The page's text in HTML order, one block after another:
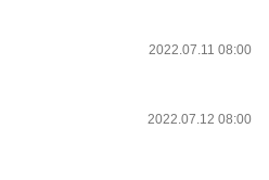
2022.07.11 08:00
2022.07.12 08:00